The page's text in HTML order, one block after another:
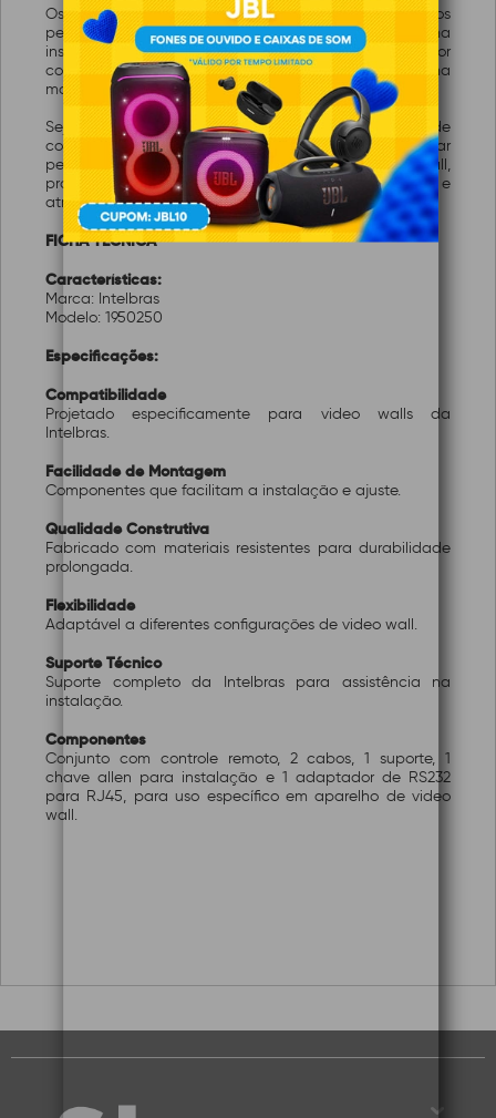
Os Acessórios de Instalação AWL 7000 foram criados
pensando nos profissionais que necessitam de uma
instalação ágil e segura de video walls. Compostos por
componentes de alta qualidade, eles garantem uma
montagem estável e confiável.
Seja para instalações comerciais, eventos, ou centros de
controle, esses acessórios são projetados para encaixar
perfeitamente com os dispositivos de video wall,
proporcionando uma experiência visual contínua e
atraente.
FICHA TÉCNICA
Características:
Marca: Intelbras
Modelo: 1950250
Especificações:
Compatibilidade
Projetado especificamente para video walls da
Intelbras.
Facilidade de Montagem
Componentes que facilitam a instalação e ajuste.
Qualidade Construtiva
Fabricado com materiais resistentes para durabilidade
prolongada.
Flexibilidade
Adaptável a diferentes configurações de video wall.
Suporte Técnico
Suporte completo da Intelbras para assistência na
instalação.
Componentes
Conjunto com controle remoto, 2 cabos, 1 suporte, 1
chave allen para instalação e 1 adaptador de RS232
para RJ45, para uso específico em aparelho de video
wall.